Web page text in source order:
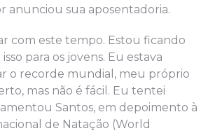
anunciou sua aposentadoria.
com este tempo. Estou ficando
para os jovens. Eu estava
o recorde mundial, meu próprio
mas não é fácil. Eu tentei
Santos, em depoimento à
de Natação (World